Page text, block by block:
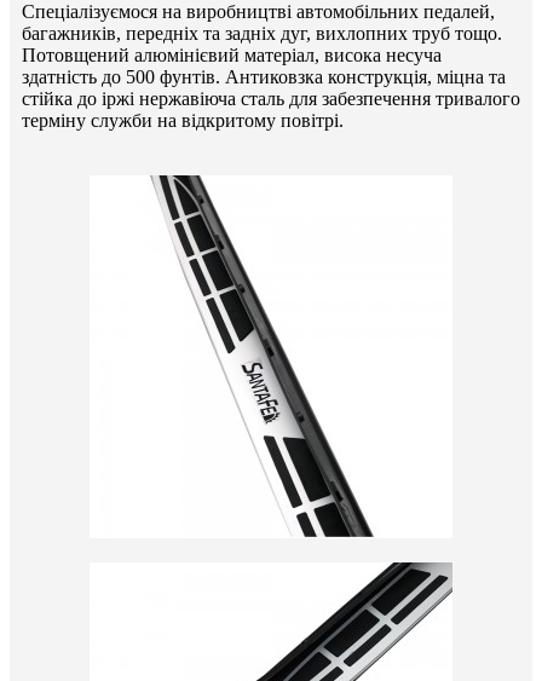
Спеціалізуємося на виробництві автомобільних педалей,
багажників, передніх та задніх дуг, вихлопних труб тощо.
Потовщений алюмінієвий матеріал, висока несуча
здатність до 500 фунтів. Антиковзка конструкція, міцна та
стійка до іржі нержавіюча сталь для забезпечення тривалого
терміну служби на відкритому повітрі.